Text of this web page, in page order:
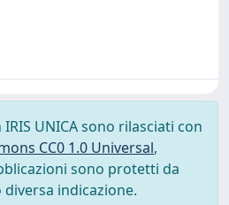
UNICA sono rilasciati con
CC0 1.0 Universal,
sono protetti da
indicazione.